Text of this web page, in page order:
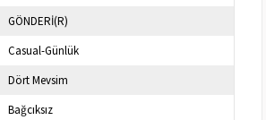
GÖNDERİ(R)
Casual-Günlük
Dört Mevsim
Bağcıksız